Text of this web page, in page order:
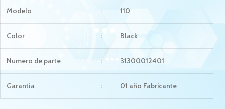
Modelo : 110
Color : Black
Numero de parte : 31300012401
Garantía : 01 año Fabricante